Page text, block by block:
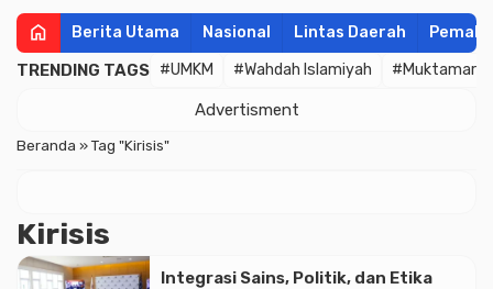
home Berita Utama Nasional Lintas Daerah
TRENDING TAGS #UMKM #Wahdah Islamiyah #Muktamar
Advertisment
Beranda »Tag "Kirisis"
Kirisis
Integrasi Sains, Politik, dan Etika